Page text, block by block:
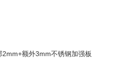
额外3mm不锈钢加强板